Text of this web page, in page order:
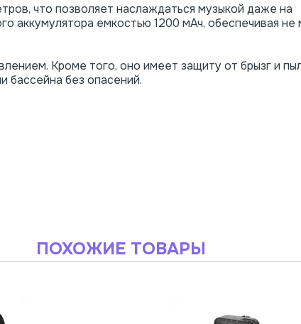
что позволяет наслаждаться музыкой даже на
аккумулятора емкостью 1200 мАч, обеспечивая не
Кроме того, оно имеет защиту от брызг и
бассейна без опасений.
ПОХОЖИЕ ТОВАРЫ